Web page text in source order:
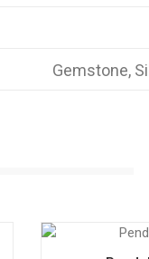
Gemstone,